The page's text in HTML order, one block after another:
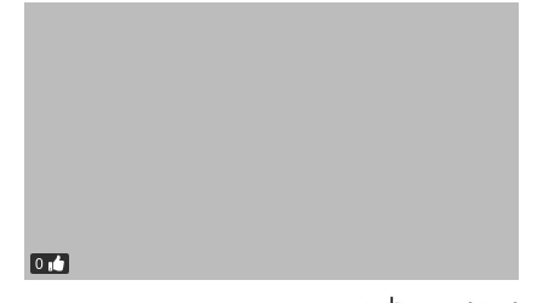
0